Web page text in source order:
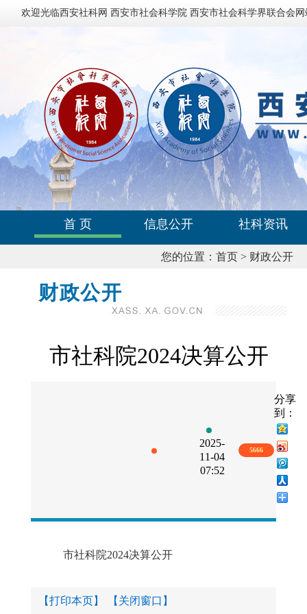
欢迎光临西安社科网 西安市社会科学院 西安市社会科学界联合会
首 页 信息公开 社科资讯
您的位置： 首页 > 财政公开
财政公开
市社科院2024决算公开
2025-
11-04
07:52
5666
分享
到：
市社科院2024决算公开
【打印本页】 【关闭窗口】